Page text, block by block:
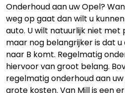
Onderhoud aan uw Opel?
weg op gaat dan wilt u
auto. U wilt natuurlijk niet
maar nog belangrijker is dat u
naar B komt. Regelmatig
hiervoor van groot belang.
regelmatig onderhoud aan
grote kosten. Van Mill is een